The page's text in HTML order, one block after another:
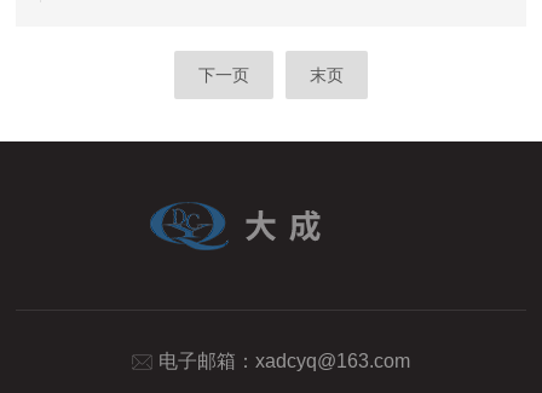
在分析仪内部扮演着“光学神经”的角色，其性能直接影响测
量结果的准确性和稳定性。一、精密光学的核心
下一页 末页
电子邮箱： xadcyq@163.com